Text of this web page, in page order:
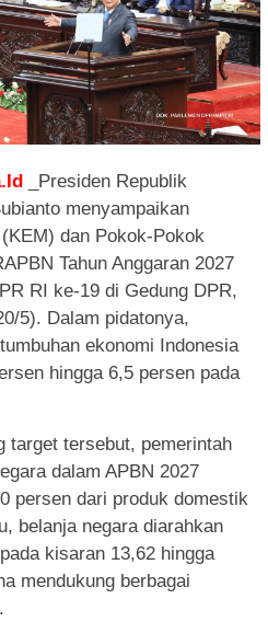
_Presiden Republik
menyampaikan
dan Pokok-Pokok
Tahun Anggaran 2027
RI ke-19 di Gedung DPR,
5). Dalam pidatonya,
ekonomi Indonesia
hingga 6,5 persen pada
target tersebut, pemerintah
dalam APBN 2027
persen dari produk domestik
belanja negara diarahkan
kisaran 13,62 hingga
mendukung berbagai